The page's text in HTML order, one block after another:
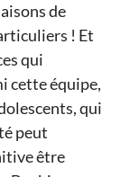
de
! Et
qui
cette équipe,
qui
peut
être